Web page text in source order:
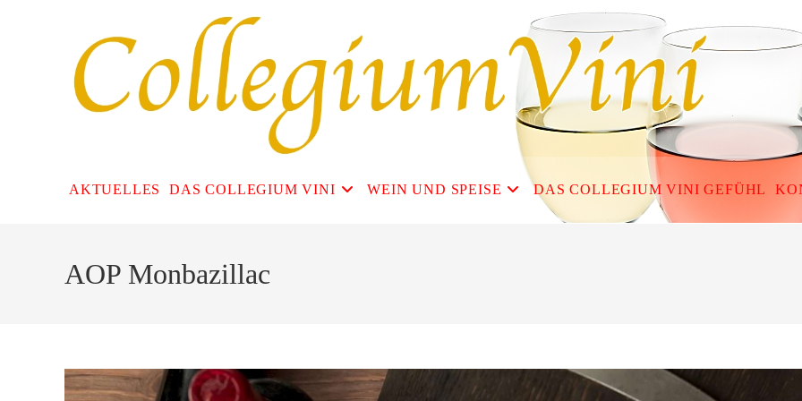
AKTUELLES DAS COLLEGIUM VINI WEIN UND SPEISE DAS COLLEGIUM VINI GEFÜHL
AOP Monbazillac